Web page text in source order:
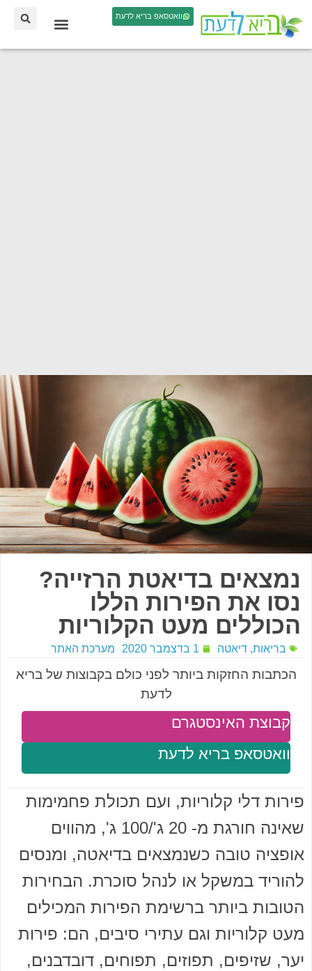
וואטסאפ בריא לדעת
נמצאים בדיאטת הרזייה?
נסו את הפירות הללו
הכוללים מעט הקלוריות
בריאות, דיאטה 1 בדצמבר 2020 מערכת האתר
הכתבות החזקות ביותר לפני כולם בקבוצות של בריא
לדעת
וואטסאפ בריא לדעת
קבוצת האינסטגרם
פירות דלי קלוריות, ועם תכולת פחמימות
שאינה חורגת מ- 20 ג'/100 ג', מהווים
אופציה טובה כשנמצאים בדיאטה, ומנסים
להוריד במשקל או לנהל סוכרת. הבחירות
הטובות ביותר ברשימת הפירות המכילים
מעט קלוריות וגם עתירי סיבים, הם: פירות
יער, שזיפים, תפוזים, תפוחים, דובדבנים,